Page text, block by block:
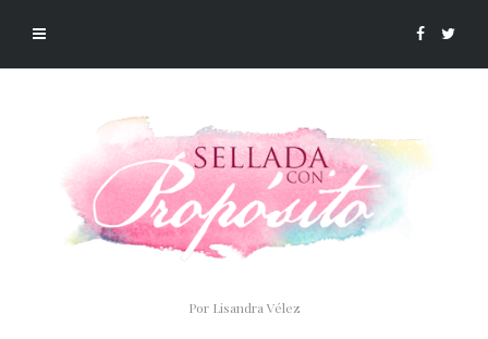
Por Lisandra Vélez